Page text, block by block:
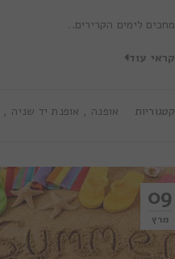
מחכים לימים הקרירים..
קראי עוד
קטגוריות אופנה , אופנת יד שניה ,
09
מרץ